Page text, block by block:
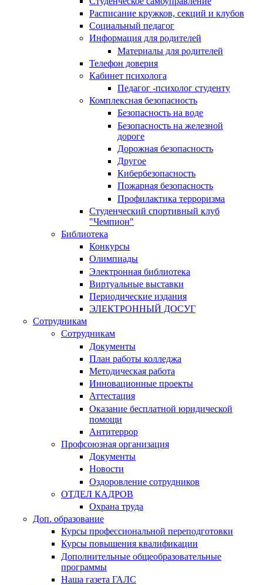
Расписание кружков, секций и клубов
Социальный педагог
Информация для родителей
Материалы для родителей
Телефон доверия
Кабинет психолога
Педагог -психолог студенту
Комплексная безопасность
Безопасность на воде
Безопасность на железной
дороге
Дорожная безопасность
Другое
Кибербезопасность
Пожарная безопасность
Профилактика терроризма
Студенческий спортивный клуб
"Чемпион"
Библиотека
Конкурсы
Олимпиады
Электронная библиотека
Виртуальные выставки
Периодические издания
ЭЛЕКТРОННЫЙ ДОСУГ
Сотрудникам
Сотрудникам
Документы
План работы колледжа
Методическая работа
Инновационные проекты
Аттестация
Оказание бесплатной юридической
помощи
Антитеррор
Профсоюзная организация
Документы
Новости
Оздоровление сотрудников
ОТДЕЛ КАДРОВ
Охрана труда
Доп. образование
Курсы профессиональной переподготовки
Курсы повышения квалификации
Дополнительные общеобразовательные
программы
Наша газета ГАЛС